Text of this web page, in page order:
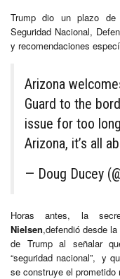
Trump dio un plazo
Seguridad Nacional,
y recomendaciones
Arizona
Guard to the
issue for too
Arizona, it’s all
— Doug Ducey
Horas antes, la
Nielsen,defendió desde
de Trump al señalar
“seguridad nacional”, y
se construye el prometido